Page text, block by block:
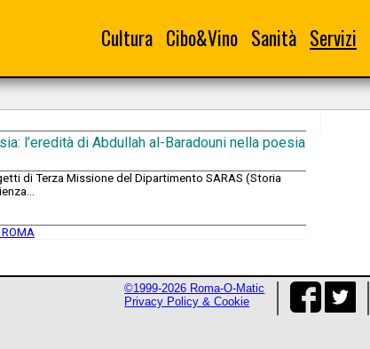
Cultura Cibo&Vino Sanità Servizi
l’eredità di Abdullah al-Baradouni nella poesia
di Terza Missione del Dipartimento SARAS (Storia
©1999-2026 Roma-O-Matic
Privacy Policy & Cookie